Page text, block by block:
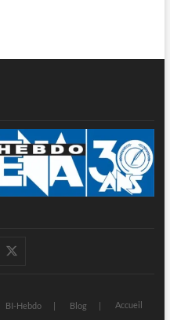
BI-Hebdo Blog Accueil